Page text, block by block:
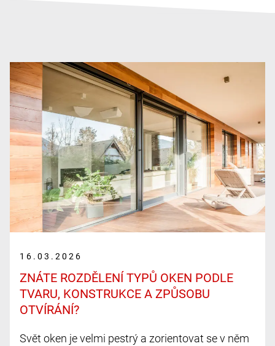
16.03.2026
ZNÁTE ROZDĚLENÍ TYPŮ OKEN PODLE
TVARU, KONSTRUKCE A ZPŮSOBU
OTVÍRÁNÍ?
Svět oken je velmi pestrý a zorientovat se v něm